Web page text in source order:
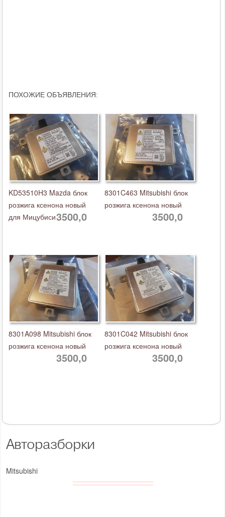
Авторазборки
Mitsubishi
ПОХОЖИЕ ОБЪЯВЛЕНИЯ:
KD53510H3 Mazda блок
розжига ксенона новый
для Мицубиси3500,0
8301C463 Mitsubishi блок
розжига ксенона новый
3500,0
8301A098 Mitsubishi блок
розжига ксенона новый
3500,0
8301C042 Mitsubishi блок
розжига ксенона новый
3500,0